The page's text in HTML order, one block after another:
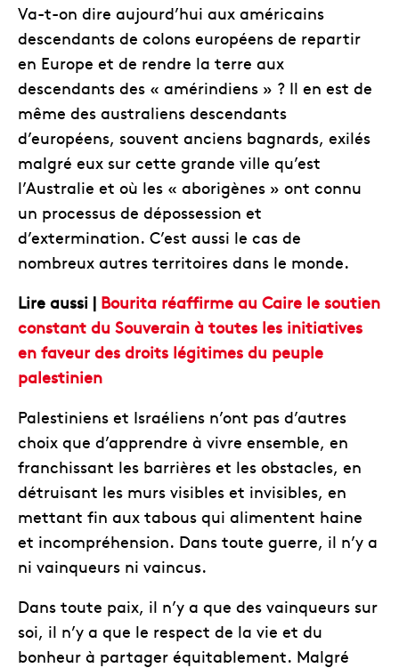
Va-t-on dire aujourd’hui aux américains
descendants de colons européens de repartir
en Europe et de rendre la terre aux
descendants des « amérindiens » ? Il en est de
même des australiens descendants
d’européens, souvent anciens bagnards, exilés
malgré eux sur cette grande ville qu’est
l’Australie et où les « aborigènes » ont connu
un processus de dépossession et
d’extermination. C’est aussi le cas de
nombreux autres territoires dans le monde.
Lire aussi | Bourita réaffirme au Caire le soutien
constant du Souverain à toutes les initiatives
en faveur des droits légitimes du peuple
palestinien
Palestiniens et Israéliens n’ont pas d’autres
choix que d’apprendre à vivre ensemble, en
franchissant les barrières et les obstacles, en
détruisant les murs visibles et invisibles, en
mettant fin aux tabous qui alimentent haine
et incompréhension. Dans toute guerre, il n’y a
ni vainqueurs ni vaincus.
Dans toute paix, il n’y a que des vainqueurs sur
soi, il n’y a que le respect de la vie et du
bonheur à partager équitablement. Malgré